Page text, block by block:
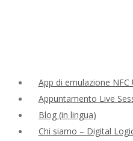
App di emulazione NFC
Appuntamento Live
Blog (in lingua)
Chi siamo – Digital